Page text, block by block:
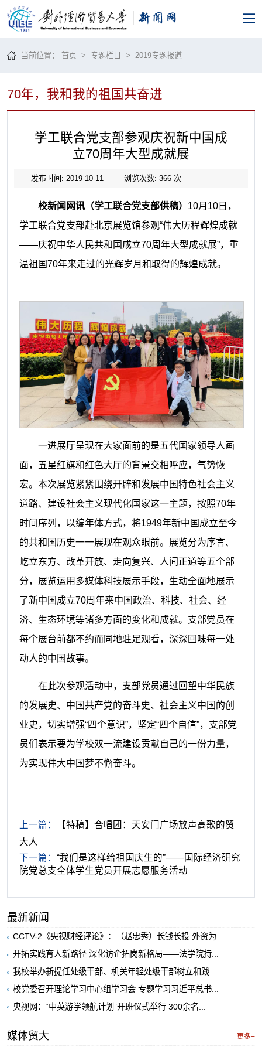
当前位置：首页 >专题栏目 > 2019专题报道
70年，我和我的祖国共奋进
学工联合党支部参观庆祝新中国成
立70周年大型成就展
发布时间: 2019-10-11 浏览次数: 366次
校新闻网讯（学工联合党支部供稿） 10月 10日，
学工联合党支部赴北京展览馆参观“伟大历程辉煌成就
——庆祝中华人民共和国成立70周年大型成就展”，重
温祖国70年来走过的光辉岁月和取得的辉煌成就。
一进展厅呈现在大家面前的是五代国家领导人画
面，五星红旗和红色大厅的背景交相呼应，气势恢
宏。本次展览紧紧围绕开辟和发展中国特色社会主义
道路、建设社会主义现代化国家这一主题，按照70年
时间序列，以编年体方式，将1949年新中国成立至今
的共和国历史一一展现在观众眼前。展览分为序言、
屹立东方、改革开放、走向复兴、人间正道等五个部
分，展览运用多媒体科技展示手段，生动全面地展示
了新中国成立70周年来中国政治、科技、社会、经
济、生态环境等诸多方面的变化和成就。支部党员在
每个展台前都不约而同地驻足观看，深深回味每一处
动人的中国故事。
在此次参观活动中，支部党员通过回望中华民族
的发展史、中国共产党的奋斗史、社会主义中国的创
业史，切实增强“四个意识”，坚定“四个自信”，支部党
员们表示要为学校双一流建设贡献自己的一份力量，
为实现伟大中国梦不懈奋斗。
上一篇：
​‍【特稿】合唱团：天安门广场放声高歌的贸
大人
下一篇： “我们是这样给祖国庆生的”——国际经济研究
院党总支全体学生党员开展志愿服务活动
最新新闻
CCTV-2《央视财经评论》：（赵忠秀）长钱长投 外资为...
开拓实践育人新路径 深化访企拓岗新格局——法学院持...
我校举办新提任处级干部、机关年轻处级干部树立和践...
校党委召开理论学习中心组学习会 专题学习习近平总书...
央视网：“中英游学领航计划”开班仪式举行 300余名...
媒体贸大 更多+